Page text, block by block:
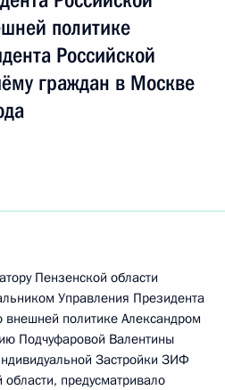
политике
Российской
граждан в Москве
Пензенской области
Управления Президента
политике Александром
Подчуфаровой Валентины
Застройки ЗИФ
предусматривало